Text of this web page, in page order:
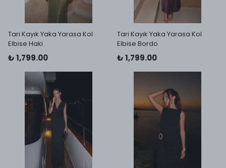
Tari Kayık Yaka Yarasa Kol
Elbise Haki
₺ 1,799.00
Tari Kayık Yaka Yarasa Kol
Elbise Bordo
₺ 1,799.00